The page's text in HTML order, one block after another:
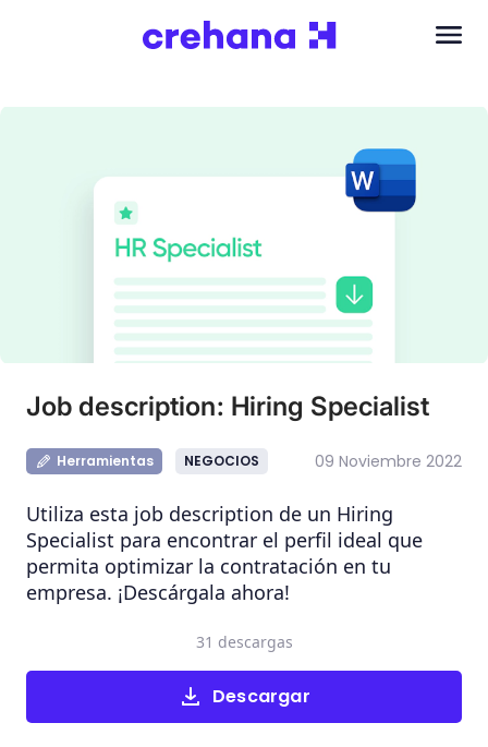
Job description: Hiring Specialist
Herramientas NEGOCIOS 09 Noviembre 2022
Utiliza esta job description de un Hiring
Specialist para encontrar el perfil ideal que
permita optimizar la contratación en tu
empresa. ¡Descárgala ahora!
Descargar
31 descargas